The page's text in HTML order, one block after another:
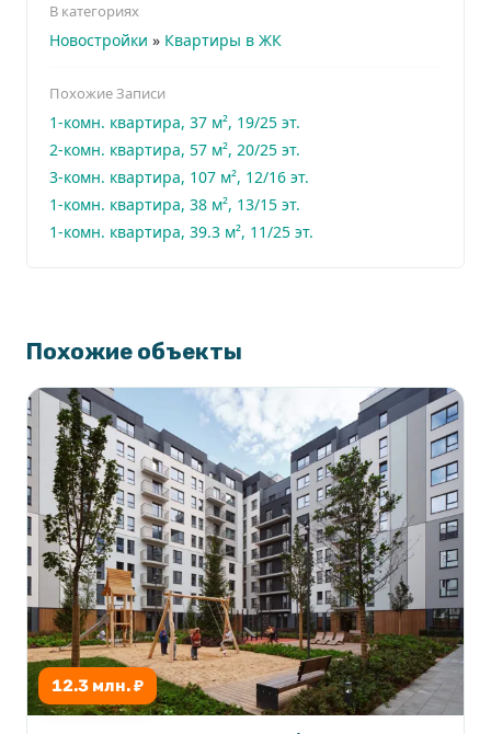
В категориях
Новостройки » Квартиры в ЖК
Похожие Записи
1-комн. квартира, 37 м², 19/25 эт.
2-комн. квартира, 57 м², 20/25 эт.
3-комн. квартира, 107 м², 12/16 эт.
1-комн. квартира, 38 м², 13/15 эт.
1-комн. квартира, 39.3 м², 11/25 эт.
Похожие объекты
12.3 млн. ₽